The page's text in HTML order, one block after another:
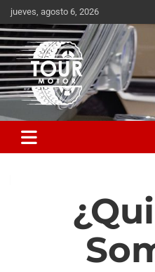
jueves, agosto 6, 2026
Tour Motor
Plataforma de contenido